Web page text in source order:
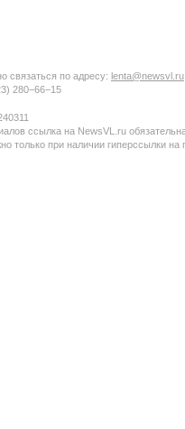
связаться по адресу: lenta@newsvl.ru
280−66−15
ссылка на NewsVL.ru
только при наличии гиперссылки